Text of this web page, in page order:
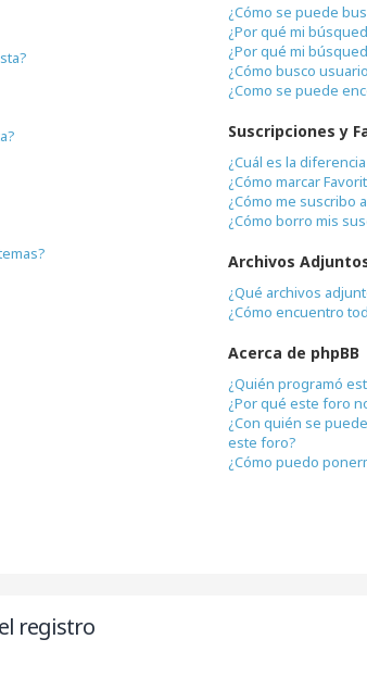
¿Cómo se puede
¿Por qué mi
¿Por qué mi
¿Cómo busco
¿Como se puede
Suscripciones y
¿Cuál es la
¿Cómo marcar
¿Cómo me suscribo
¿Cómo borro mis
Archivos
¿Qué archivos
¿Cómo encuentro
Acerca de phpBB
¿Quién programó
¿Por qué este foro
¿Con quién se
este foro?
¿Cómo puedo
registro